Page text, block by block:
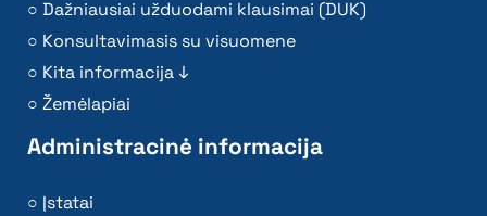
Dažniausiai užduodami klausimai (DUK)
Konsultavimasis su visuomene
Kita informacija ↓
Žemėlapiai
Administracinė informacija
Įstatai